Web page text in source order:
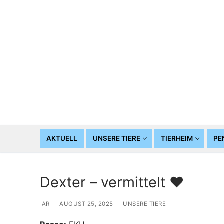
AKTUELL UNSERE TIERE TIERHEIM
Dexter – vermittelt ♥️
AR AUGUST 25, 2025 UNSERE TIERE